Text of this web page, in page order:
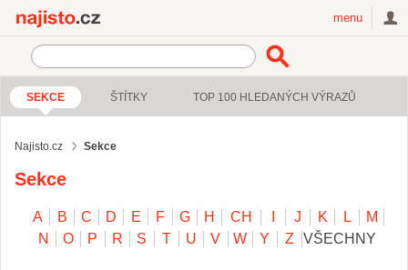
menu
SEKCE ŠTÍTKY TOP 100 HLEDANÝCH VÝRAZŮ
Najisto.cz Sekce
Sekce
A B C D E F G H CH J K L
M
N
O P R S T U V W Y Z VŠECHNY